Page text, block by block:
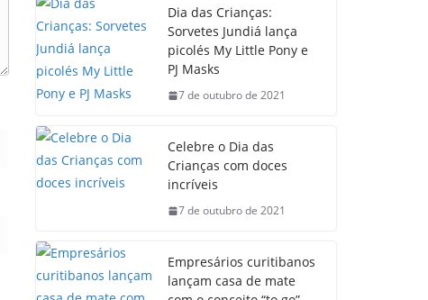
Dia das Crianças:
Sorvetes Jundiá lança
picolés My Little Pony e
PJ Masks
7 de outubro de 2021
Celebre o Dia das
Crianças com doces
incríveis
7 de outubro de 2021
Empresários curitibanos
lançam casa de mate